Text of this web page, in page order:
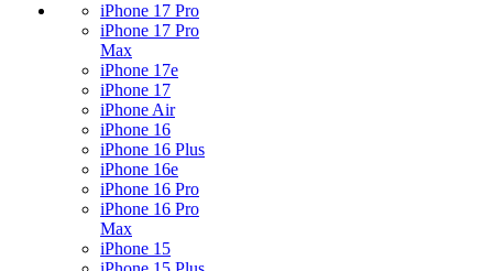
iPhone 17 Pro
iPhone 17 Pro
Max
iPhone 17e
iPhone 17
iPhone Air
iPhone 16
iPhone 16 Plus
iPhone 16e
iPhone 16 Pro
iPhone 16 Pro
Max
iPhone 15